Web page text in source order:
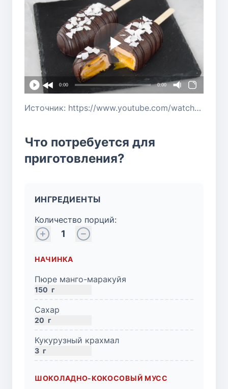
0:00 0:00
Источник: https://www.youtube.com/watch?v=h4lETY_abxI
Что потребуется для
приготовления?
ИНГРЕДИЕНТЫ
Количество порций:
1
НАЧИНКА
Пюре манго-маракуйя
150 г
Сахар
20 г
Кукурузный крахмал
3 г
ШОКОЛАДНО-КОКОСОВЫЙ МУСС